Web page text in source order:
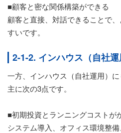
■顧客と密な関係構築ができる
顧客と直接、対話できることで
すいです。
2-1-2. インハウス（自社
一方、インハウス（自社運用）に
主に次の3点です。
■初期投資とランニングコストが
システム導入、オフィス環境整